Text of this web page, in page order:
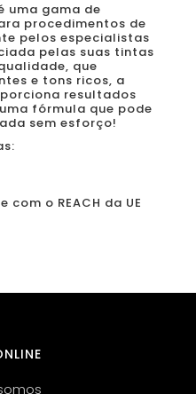
uma gama de
procedimentos de
pelos especialistas
pelas suas tintas
que
e tons ricos, a
resultados
fórmula que pode
sem esforço!
o REACH da UE